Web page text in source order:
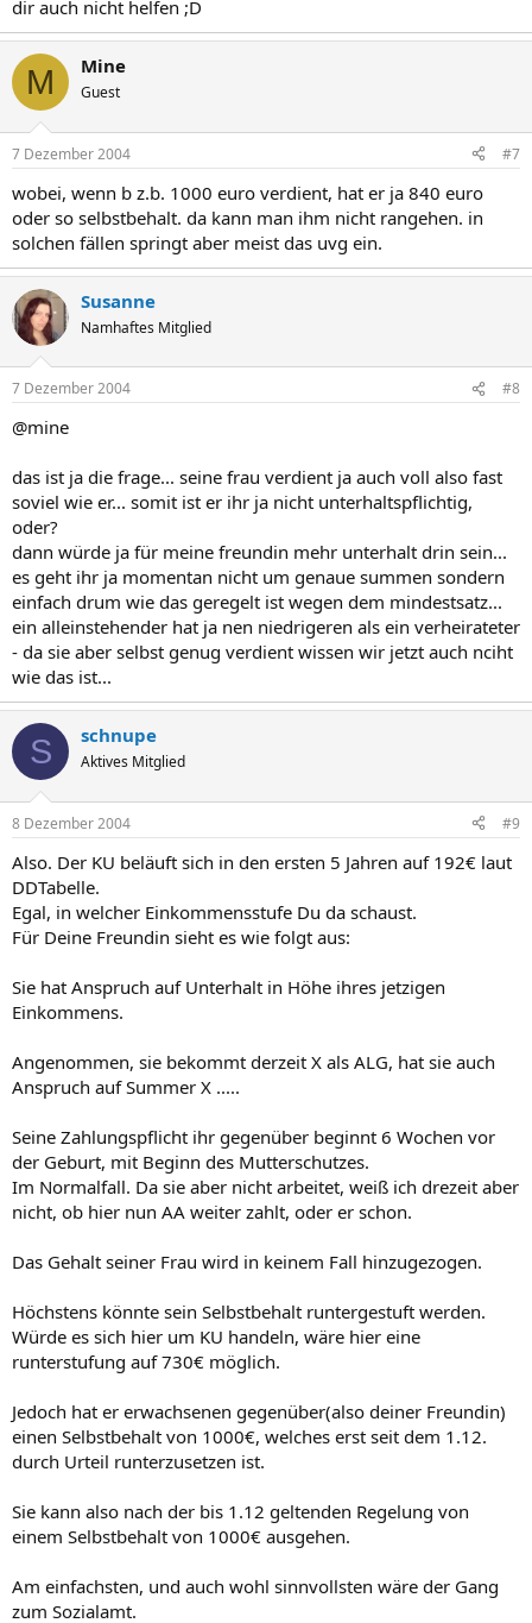
dir auch nicht helfen ;D
M Mine
Guest
7 Dezember 2004 #7
wobei, wenn b z.b. 1000 euro verdient, hat er ja 840 euro
oder so selbstbehalt. da kann man ihm nicht rangehen. in
solchen fällen springt aber meist das uvg ein.
Susanne
Namhaftes Mitglied
7 Dezember 2004 #8
@mine
das ist ja die frage... seine frau verdient ja auch voll also fast
soviel wie er... somit ist er ihr ja nicht unterhaltspflichtig,
oder?
dann würde ja für meine freundin mehr unterhalt drin sein...
es geht ihr ja momentan nicht um genaue summen sondern
einfach drum wie das geregelt ist wegen dem mindestsatz...
ein alleinstehender hat ja nen niedrigeren als ein verheirateter
- da sie aber selbst genug verdient wissen wir jetzt auch nciht
wie das ist...
S schnupe
Aktives Mitglied
8 Dezember 2004 #9
Also. Der KU beläuft sich in den ersten 5 Jahren auf 192€ laut
DDTabelle.
Egal, in welcher Einkommensstufe Du da schaust.
Für Deine Freundin sieht es wie folgt aus:
Sie hat Anspruch auf Unterhalt in Höhe ihres jetzigen
Einkommens.
Angenommen, sie bekommt derzeit X als ALG, hat sie auch
Anspruch auf Summer X .....
Seine Zahlungspflicht ihr gegenüber beginnt 6 Wochen vor
der Geburt, mit Beginn des Mutterschutzes.
Im Normalfall. Da sie aber nicht arbeitet, weiß ich drezeit aber
nicht, ob hier nun AA weiter zahlt, oder er schon.
Das Gehalt seiner Frau wird in keinem Fall hinzugezogen.
Höchstens könnte sein Selbstbehalt runtergestuft werden.
Würde es sich hier um KU handeln, wäre hier eine
runterstufung auf 730€ möglich.
Jedoch hat er erwachsenen gegenüber(also deiner Freundin)
einen Selbstbehalt von 1000€, welches erst seit dem 1.12.
durch Urteil runterzusetzen ist.
Sie kann also nach der bis 1.12 geltenden Regelung von
einem Selbstbehalt von 1000€ ausgehen.
Am einfachsten, und auch wohl sinnvollsten wäre der Gang
zum Sozialamt.